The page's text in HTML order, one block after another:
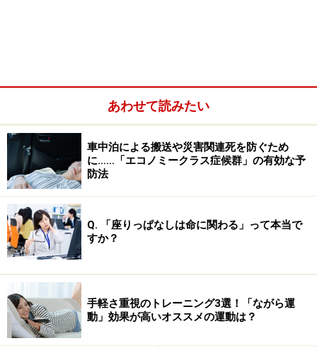
足の親指の付け根にかかる負担は、人によ
って個人差が大きい
親指の付け根の関節は、「第1中足指節関節」と言いま
す。足の指の中でもこの部分に大きな負担が掛かること
は想像が付くともいますが、その負担はどのくらいだと
あわせて読みたい
車中泊による搬送や災害関連死を防ぐため
に……「エコノミークラス症候群」の有効な予
防法
Q. 「座りっぱなしは命に関わる」って本当で
すか？
手軽さ重視のトレーニング3選！「ながら運
動」効果が高いオススメの運動は？